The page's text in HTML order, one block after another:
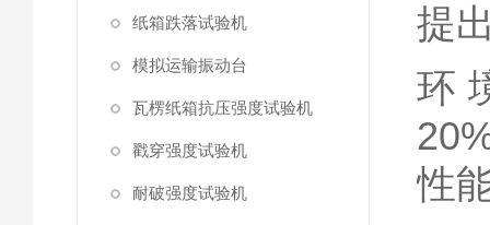
纸箱跌落试验机
模拟运输振动台
瓦楞纸箱抗压强度试验机
戳穿强度试验机
耐破强度试验机
提
环
性